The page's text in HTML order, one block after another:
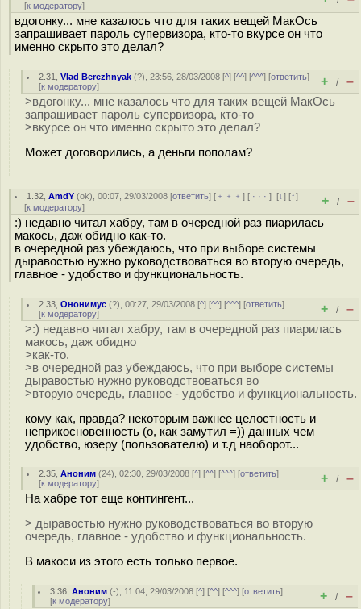
[к модератору]
вдогонку... мне казалось что для таких вещей МакОсь
запрашивает пароль супервизора, кто-то вкурсе он что
именно скрыто это делал?
2.31 ,Vlad Berezhnyak (?), 23:56, 28/03/2008 [^] [^^] [^^^] [ответить]
[к модератору] + / –
>вдогонку... мне казалось что для таких вещей МакОсь
запрашивает пароль супервизора, кто-то
>вкурсе он что именно скрыто это делал?
Может договорились, а деньги пополам?
1.32 ,AmdY (ok), 00:07, 29/03/2008 [ответить] [ ﹢﹢﹢] [ · · ·][↓] [↑]
[к модератору] + / –
:) недавно читал хабру, там в очередной раз пиарилась
макось, даж обидно как-то.
в очередной раз убеждаюсь, что при выборе системы
дыравостью нужно руководствоваться во вторую очередь,
главное - удобство и функциональность.
2.33 ,Ононимус (?), 00:27, 29/03/2008 [^] [^^] [^^^] [ответить]
[к модератору] + / –
>:) недавно читал хабру, там в очередной раз пиарилась
макось, даж обидно
>как-то.
>в очередной раз убеждаюсь, что при выборе системы
дыравостью нужно руководствоваться во
>вторую очередь, главное - удобство и функциональность.
кому как, правда? некоторым важнее целостность и
неприкосновенность (о, как замутил =)) данных чем
удобство, юзеру (пользователю) и т.д наоборот...
2.35 ,Аноним (24), 02:30, 29/03/2008 [^] [^^] [^^^] [ответить]
[к модератору] + / –
На хабре тот еще контингент...
> дыравостью нужно руководствоваться во вторую
очередь, главное - удобство и функциональность.
В макоси из этого есть только первое.
3.36 ,Аноним (-), 11:04, 29/03/2008 [^] [^^] [^^^] [ответить]
[к модератору] + / –